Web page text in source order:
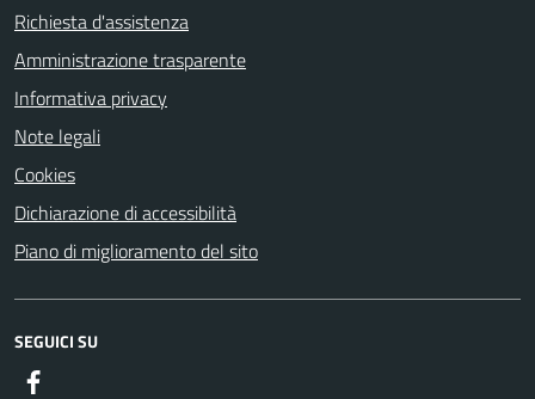
Richiesta d'assistenza
Amministrazione trasparente
Informativa privacy
Note legali
Cookies
Dichiarazione di accessibilità
Piano di miglioramento del sito
SEGUICI SU